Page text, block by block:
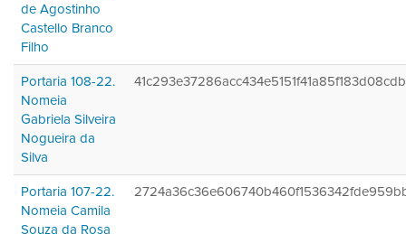
de Agostinho
Castello Branco
Filho
Portaria 108-22.
Nomeia
Gabriela Silveira
Nogueira da
Silva
Portaria 107-22.
Nomeia Camila
Souza da Rosa